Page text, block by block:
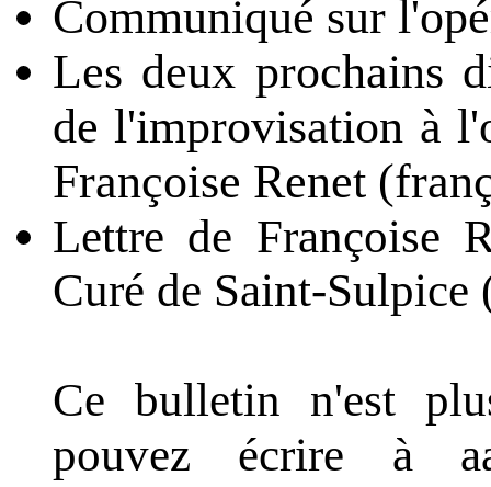
Communiqué sur
Les deux prochains
de l'improvisation à
Françoise Renet
Lettre de Françoise
Curé de Saint-Sulpice
Ce bulletin n'est
pouvez écrire à